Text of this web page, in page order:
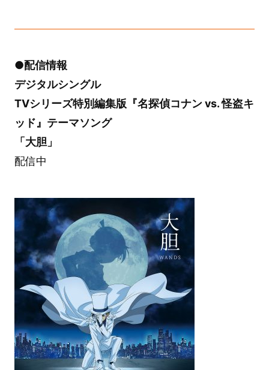
●配信情報
デジタルシングル
TVシリーズ特別編集版『名探偵コナン vs. 怪盗キ
ッド』テーマソング
「大胆」
配信中